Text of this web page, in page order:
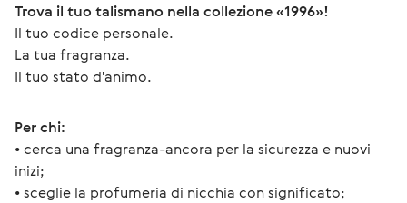
Trova il tuo talismano nella collezione «1996»!
Il tuo codice personale.
La tua fragranza.
Il tuo stato d'animo.
Per chi:
• cerca una fragranza-ancora per la sicurezza e nuovi
inizi;
• sceglie la profumeria di nicchia con significato;